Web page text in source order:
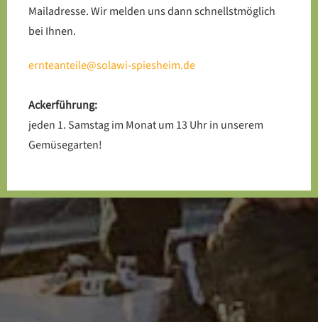
Mailadresse. Wir melden uns dann schnellstmöglich
bei Ihnen.
ernteanteile@solawi-spiesheim.de
Ackerführung:
jeden 1. Samstag im Monat um 13 Uhr in unserem
Gemüsegarten!